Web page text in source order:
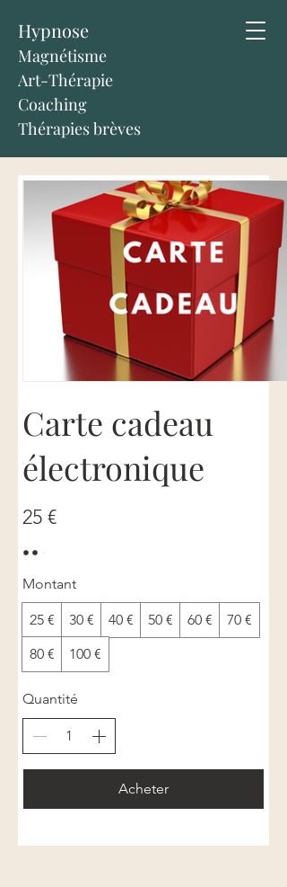
Hypnose
Magnétisme
Art-Thérapie
Coaching
Thérapies brèves
Carte cadeau
électronique
25 €
Montant
25 € 30 € 40 € 50 € 60 €
70 €
80 €
100 €
Quantité
Acheter